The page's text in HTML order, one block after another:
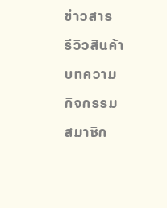
ข่าวสาร
รีวิวสินค้า
บทความ
กิจกรรม
สมาชิก